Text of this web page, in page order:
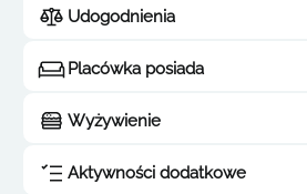
Udogodnienia
Placówka posiada
Wyżywienie
Aktywności dodatkowe